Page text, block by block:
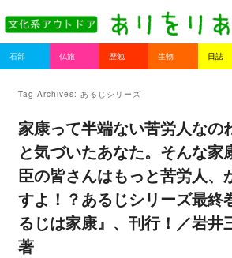
Main menu
Skip to primary content
Skip to secondary content
石部 仏旅 歴勉 生物 日誌
Tag Archives: あるじシリーズ
家康って半端ない苦労人なの
と気づいたあなた。そんな家
臣の皆さんはもっと苦労人、
すよ！？あるじシリーズ最終
るじは家康』、刊行！／岩井
著